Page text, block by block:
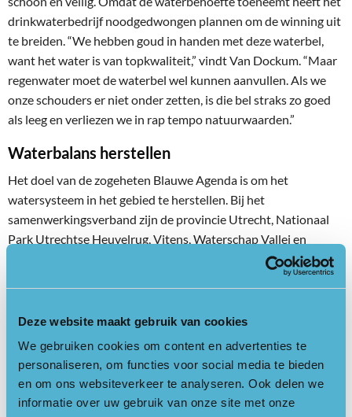
Deze website maakt gebruik van cookies
We gebruiken cookies om content en advertenties te
personaliseren, om functies voor social media te bieden
en om ons websiteverkeer te analyseren. Ook delen we
informatie over uw gebruik van onze site met onze
drinkwaterbedrijf noodgedwongen plannen om de winning uit
te breiden. “We hebben goud in handen met deze waterbel,
want het water is van topkwaliteit,” vindt Van Dockum. “Maar
regenwater moet de waterbel wel kunnen aanvullen. Als we
onze schouders er niet onder zetten, is die bel straks zo goed
als leeg en verliezen we in rap tempo natuurwaarden.”
Waterbalans herstellen
Het doel van de zogeheten Blauwe Agenda is om het
watersysteem in het gebied te herstellen. Bij het
samenwerkingsverband zijn de provincie Utrecht, Nationaal
Park Utrechtse Heuvelrug, Vitens, Waterschap Vallei en
Veluwe, Hoogheemraadschap De Stichtse Rijnlanden, diverse
gemeenten, terreinbeherende organisaties, particuliere
gebiedspartners van de Heuvelrug willen het water in het
wateroverlast voorkomen. Ook moet op sommige plaatsen de
waterkwaliteit omhoog en onderzoeken de partners ‘integrale’
wateroplossingen. Dat laatste houdt in dat de betrokken